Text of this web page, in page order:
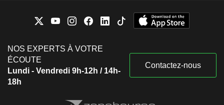
NOS EXPERTS À VOTRE
ÉCOUTE
Lundi - Vendredi 9h-12h / 14h-
18h
Contactez-nous